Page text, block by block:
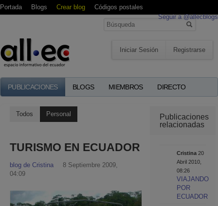
Portada Blogs Crear blog
Códigos postales
Seguir a @allecblogs
Iniciar Sesión Registrarse
PUBLICACIONES BLOGS MIEMBROS DIRECTO
Todos Personal
TURISMO EN ECUADOR
blog de Cristina
8 Septiembre 2009,
04:09
Publicaciones
relacionadas
Cristina 20
Abril 2010,
08:26
VIAJANDO
POR
ECUADOR